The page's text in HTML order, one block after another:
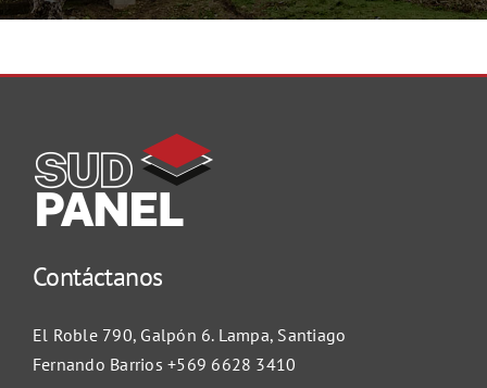
Contáctanos
El Roble 790, Galpón 6. Lampa, Santiago
Fernando Barrios+569 6628 3410